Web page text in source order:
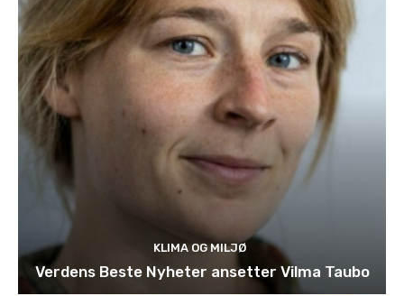
KLIMA OG MILJØ
Verdens Beste Nyheter ansetter Vilma Taubo